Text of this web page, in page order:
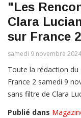
"Les
Clara
sur France
samedi 9 novembre
Toute la rédaction
France 2 samedi 9
sans filtre de Clara
Publié dans